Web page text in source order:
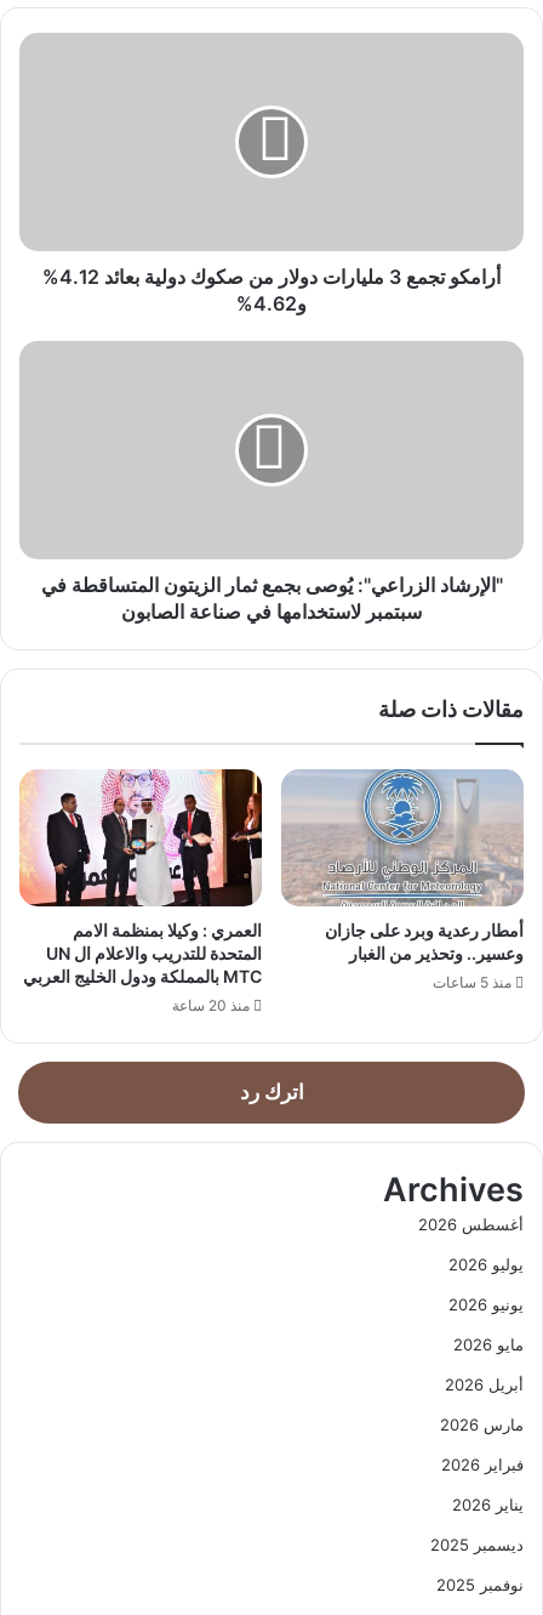
أرامكو
بعائد
4.12%
أرامكو تجمع 3 مليارات دولار من صكوك دولية بعائد 4.12%
و4.62%
"الإرشاد
سبتمبر
لاستخدامها
"الإرشاد الزراعي": يُوصى بجمع ثمار الزيتون المتساقطة في
سبتمبر لاستخدامها في صناعة الصابون
مقالات ذات صلة
أمطار رعدية وبرد على جازان
وعسير.. وتحذير من الغبار
منذ 5 ساعات
العمري : وكيلا بمنظمة الامم
المتحدة للتدريب والاعلام ال UN
MTC بالمملكة ودول الخليج العربي
منذ 20 ساعة
اترك رد
Archives
أغسطس 2026
يوليو 2026
يونيو 2026
مايو 2026
أبريل 2026
مارس 2026
فبراير 2026
يناير 2026
ديسمبر 2025
نوفمبر 2025